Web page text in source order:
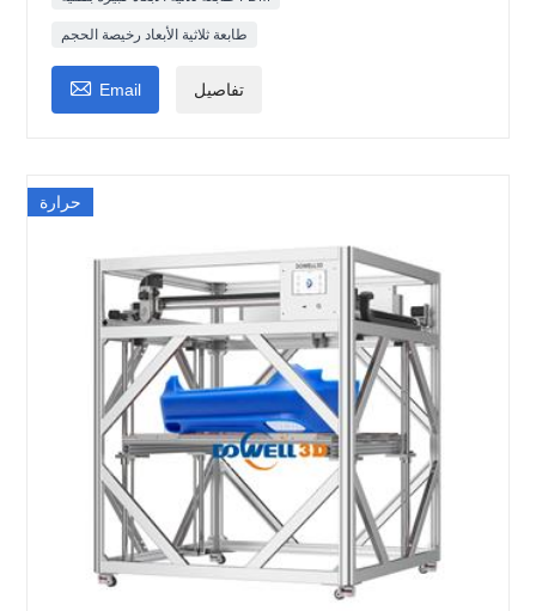
طابعة ثلاثية الأبعاد رخيصة الحجم
 Email تفاصيل
حرارة